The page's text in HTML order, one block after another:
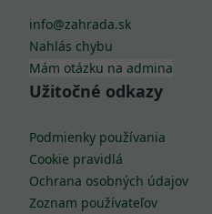
info@zahrada.sk
Nahlás chybu
Mám otázku na admina
Užitočné odkazy
Podmienky používania
Cookie pravidlá
Ochrana osobných údajov
Zoznam používateľov